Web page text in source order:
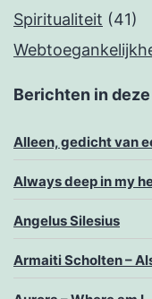
Spiritualiteit (41)
Berichten in
Alleen, gedicht van
Always deep in my
Angelus Silesius
Armaiti Scholten –